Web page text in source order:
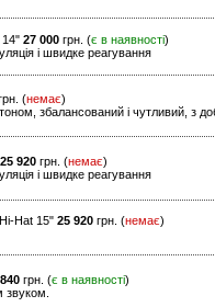
14" 27 000 грн. (є в наявності)
і швидке реагування
(немає)
збалансований і чутливий, з
25 920 грн. (немає)
і швидке реагування
Hat 15" 25 920 грн. (немає)
грн. (є в наявності)
звуком.